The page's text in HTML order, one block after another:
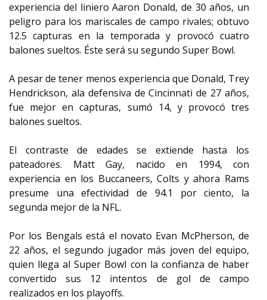
experiencia del liniero Aaron Donald, de 30 años, un
peligro para los mariscales de campo rivales; obtuvo
12.5 capturas en la temporada y provocó cuatro
balones sueltos. Éste será su segundo Super Bowl.
A pesar de tener menos experiencia que Donald, Trey
Hendrickson, ala defensiva de Cincinnati de 27 años,
fue mejor en capturas, sumó 14, y provocó tres
balones sueltos.
El contraste de edades se extiende hasta los
pateadores. Matt Gay, nacido en 1994, con
experiencia en los Buccaneers, Colts y ahora Rams
presume una efectividad de 94.1 por ciento, la
segunda mejor de la NFL.
Por los Bengals está el novato Evan McPherson, de
22 años, el segundo jugador más joven del equipo,
quien llega al Super Bowl con la confianza de haber
convertido sus 12 intentos de gol de campo
realizados en los playoffs.